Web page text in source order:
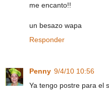
me encanto!!
un besazo wapa
Responder
Penny 9/4/10 10:56
Ya tengo postre para el